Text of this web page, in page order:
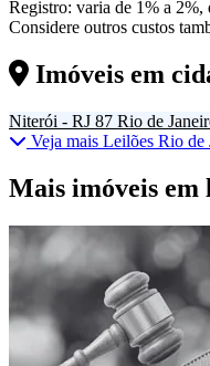
Registro: varia de 1% a 2%,
Considere outros custos
Imóveis em
Niterói - RJ 87 Rio de
Veja mais Leilões Rio de
Mais imóveis em